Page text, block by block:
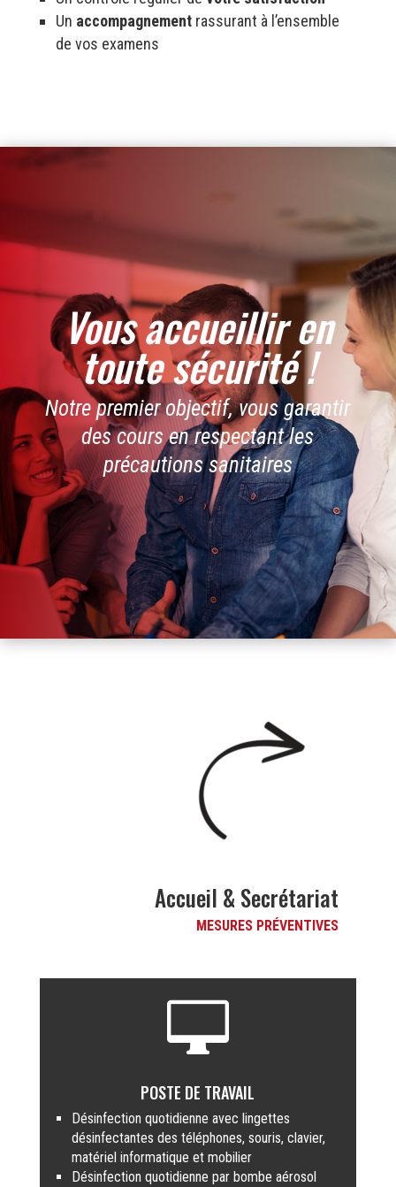
Un accompagnementrassurant à l’ensemble
de vos examens
Vous accueillir en
toute sécurité !
Notre premier objectif, vous garantir
des cours en respectant les
précautions sanitaires
Accueil & Secrétariat
MESURES PRÉVENTIVES

POSTE DE TRAVAIL
Désinfection quotidienne avec lingettes
désinfectantes des téléphones, souris, clavier,
matériel informatique et mobilier
Désinfection quotidienne par bombe aérosol